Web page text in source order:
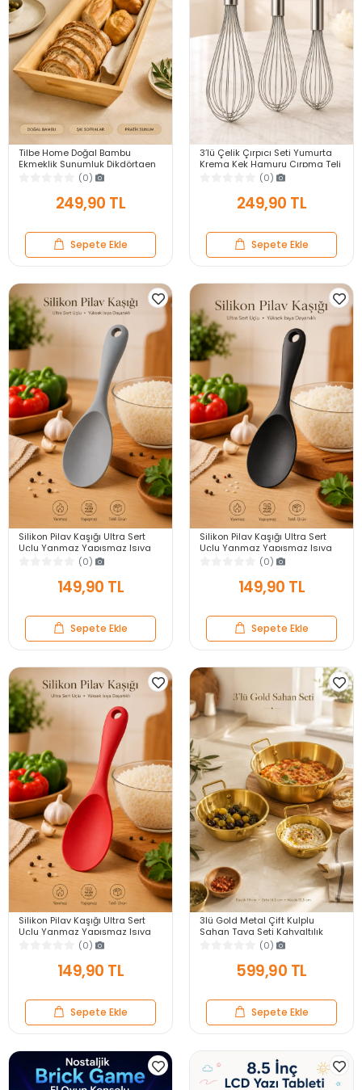
Tilbe Home Doğal Bambu
Ekmeklik Sunumluk Dikdörtgen
Kahvaltı ve Servis Sepeti
(0)
249,90 TL
Sepete Ekle
3’lü Çelik Çırpıcı Seti Yumurta
Krema Kek Hamuru Çırpma Teli
Pratik Sos Karıştırıcı Mutfak Teli
(0)
249,90 TL
Sepete Ekle
Silikon Pilav Kaşığı Ultra Sert
Uçlu Yanmaz Yapışmaz Isıya
Dayanıklı Gri Servis Yemek
(0)
149,90 TL
Sepete Ekle
Silikon Pilav Kaşığı Ultra Sert
Uçlu Yanmaz Yapışmaz Isıya
Dayanıklı Siyah Servis Yemek
(0)
149,90 TL
Sepete Ekle
Silikon Pilav Kaşığı Ultra Sert
Uçlu Yanmaz Yapışmaz Isıya
Dayanıklı Kırmızı Servis Yemek
(0)
149,90 TL
Sepete Ekle
3lü Gold Metal Çift Kulplu
Sahan Tava Seti Kahvaltılık
Meze Menemen Mutfak Sofra
Sunum Kabı Seti
(0)
599,90 TL
Sepete Ekle